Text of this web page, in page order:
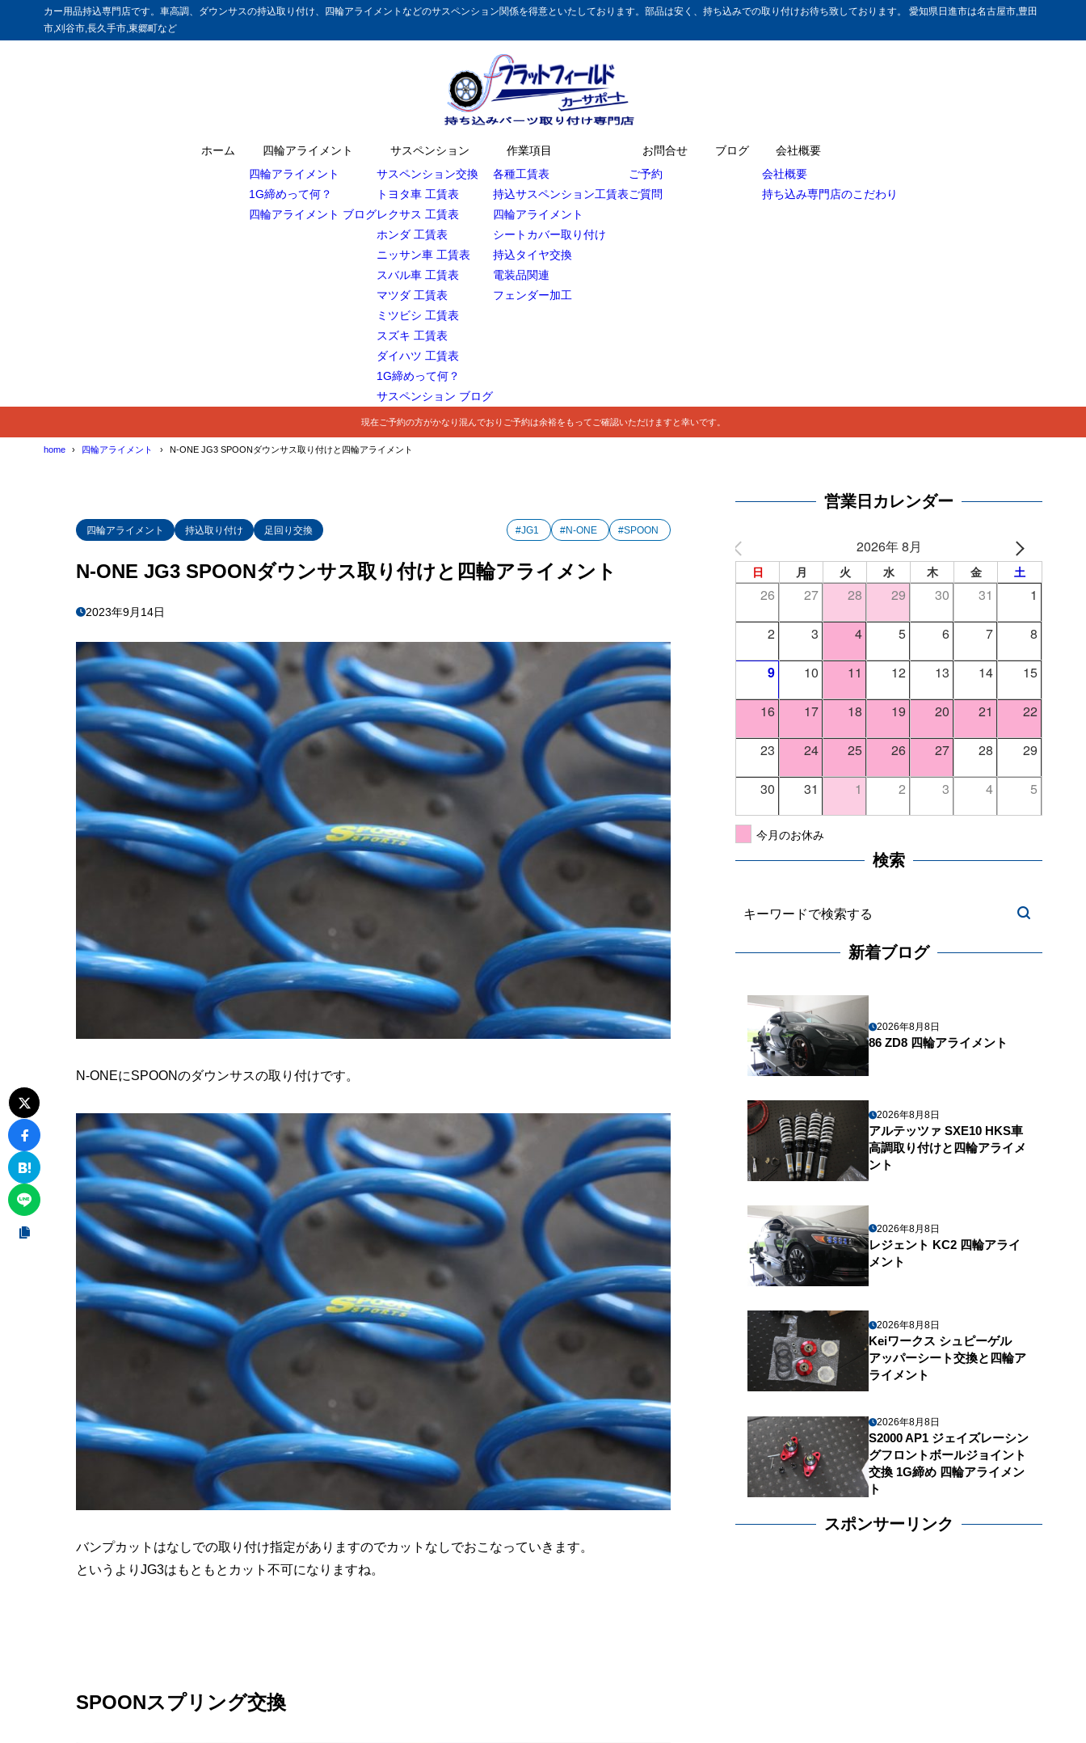
カー用品持込専門店です。車高調、ダウンサスの持込取り付け、四輪アライメントなどのサスペンション関係を得意といたしております。部品は安く、持ち込みでの取り付けお待ち致しております。 愛知県日進市は名古屋市,豊田
市,刈谷市,長久手市,東郷町など
ホーム
四輪アライメント
四輪アライメント
1G締めって何？
四輪アライメント ブログ
サスペンション
サスペンション交換
トヨタ車 工賃表
レクサス 工賃表
ホンダ 工賃表
ニッサン車 工賃表
スバル車 工賃表
マツダ 工賃表
ミツビシ 工賃表
スズキ 工賃表
ダイハツ 工賃表
1G締めって何？
サスペンション ブログ
作業項目
各種工賃表
持込サスペンション工賃表
四輪アライメント
シートカバー取り付け
持込タイヤ交換
電装品関連
フェンダー加工
お問合せ
ご予約
ご質問
ブログ
会社概要
会社概要
持ち込み専門店のこだわり
現在ご予約の方がかなり混んでおりご予約は余裕をもってご確認いただけますと幸いです。
home 四輪アライメント N-ONE JG3 SPOONダウンサス取り付けと四輪アライメント
四輪アライメント 持込取り付け 足回り交換 #JG1 #N-ONE #SPOON
N-ONE JG3 SPOONダウンサス取り付けと四輪アライメント
2023年9月14日
N-ONEにSPOONのダウンサスの取り付けです。
バンプカットはなしでの取り付け指定がありますのでカットなしでおこなっていきます。
というよりJG3はもともとカット不可になりますね。
SPOONスプリング交換
営業日カレンダー
2026年 8月
日 月 火 水 木 金 土
26 27 28 29 30 31 1
2 3 4 5 6 7 8
9 10 11 12 13 14 15
16 17 18 19 20 21 22
23 24 25 26 27 28 29
30 31 1 2 3 4 5
今月のお休み
検索
新着ブログ
2026年8月8日
86 ZD8 四輪アライメント
2026年8月8日
アルテッツァ SXE10 HKS車
高調取り付けと四輪アライメ
ント
2026年8月8日
レジェント KC2 四輪アライ
メント
2026年8月8日
Keiワークス シュピーゲル
アッパーシート交換と四輪ア
ライメント
2026年8月8日
S2000 AP1 ジェイズレーシン
グフロントボールジョイント
交換 1G締め 四輪アライメン
ト
スポンサーリンク